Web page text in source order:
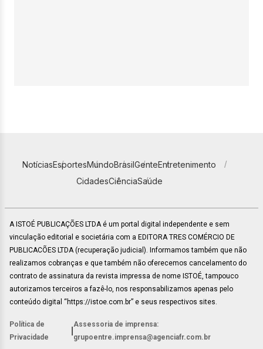
NotíciasEsportesMundoBrasilGenteEntretenimento
CidadesCiênciaSaúde
A ISTOÉ PUBLICAÇÕES LTDA é um portal digital independente e sem
vinculação editorial e societária com a EDITORA TRES COMÉRCIO DE
PUBLICACÕES LTDA (recuperação judicial). Informamos também que não
realizamos cobranças e que também não oferecemos cancelamento do
contrato de assinatura da revista impressa de nome ISTOÉ, tampouco
autorizamos terceiros a fazê-lo, nos responsabilizamos apenas pelo
conteúdo digital “https://istoe.com.br” e seus respectivos sites.
Política de
Privacidade
Assessoria de imprensa:
grupoentre.imprensa@agenciafr.com.br